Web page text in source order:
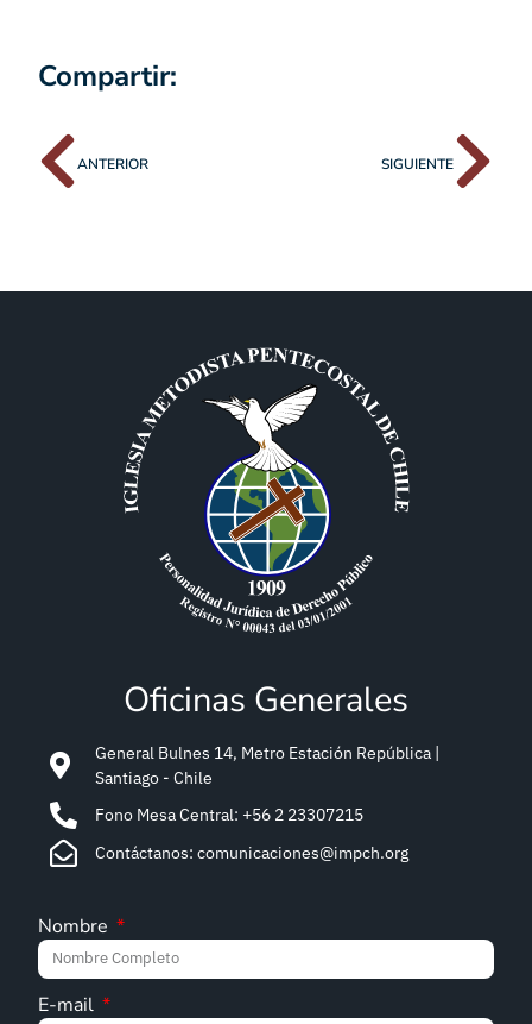
Compartir:
ANTERIOR SIGUIENTE
Oficinas Generales
General Bulnes 14, Metro Estación República |
Santiago - Chile
Fono Mesa Central: +56 2 23307215
Contáctanos: comunicaciones@impch.org
Nombre
E-mail